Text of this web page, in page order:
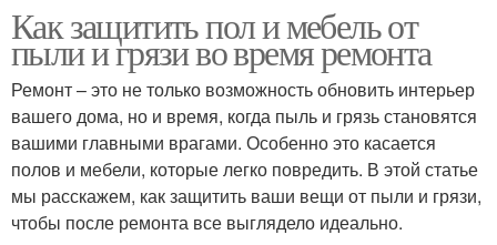
Как защитить пол и мебель от
пыли и грязи во время ремонта
Ремонт – это не только возможность обновить интерьер
вашего дома, но и время, когда пыль и грязь становятся
вашими главными врагами. Особенно это касается
полов и мебели, которые легко повредить. В этой статье
мы расскажем, как защитить ваши вещи от пыли и грязи,
чтобы после ремонта все выглядело идеально.